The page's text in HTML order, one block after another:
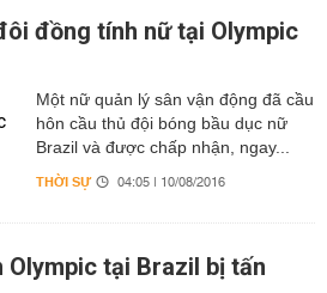
đồng tính nữ tại Olympic
Một nữ quản lý sân vận động đã cầu
hôn cầu thủ đội bóng bầu dục nữ
Brazil và được chấp nhận, ngay...
THỜI SỰ 04:05 | 10/08/2016
Olympic tại Brazil bị tấn